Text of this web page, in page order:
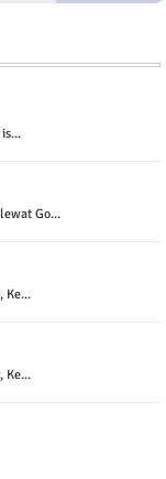
Go...
Ke...
Ke...